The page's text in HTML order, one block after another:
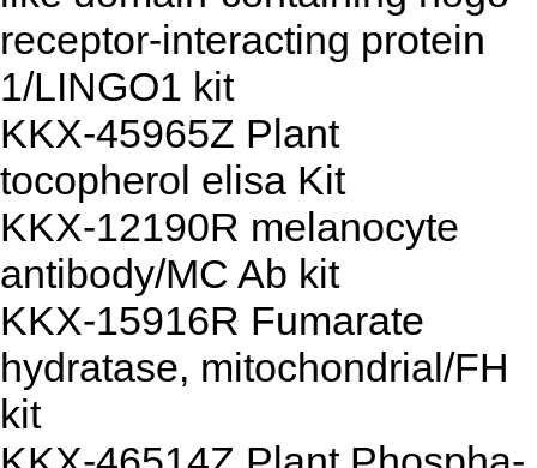
receptor-interacting protein
1/LINGO1 kit
KKX-45965Z Plant
tocopherol elisa Kit
KKX-12190R melanocyte
antibody/MC Ab kit
KKX-15916R Fumarate
hydratase, mitochondrial/FH
kit